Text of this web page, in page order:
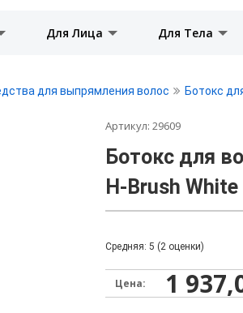
Для Лица Для Тела
для выпрямления волос Ботокс
Артикул:29609
Ботокс для
H-Brush White
Средняя:5 (2 оценки)
Цена: 1